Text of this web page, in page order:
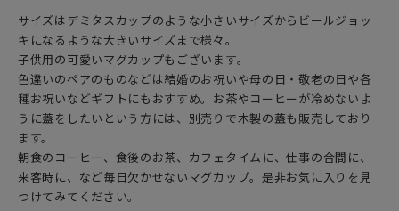
サイズはデミタスカップのような小さいサイズからビールジョッ
キになるような大きいサイズまで様々。
子供用の可愛いマグカップもございます。
色違いのペアのものなどは結婚のお祝いや母の日・敬老の日や各
種お祝いなどギフトにもおすすめ。お茶やコーヒーが冷めないよ
うに蓋をしたいという方には、別売りで木製の蓋も販売しており
ます。
朝食のコーヒー、食後のお茶、カフェタイムに、仕事の合間に、
来客時に、など毎日欠かせないマグカップ。是非お気に入りを見
つけてみてください。